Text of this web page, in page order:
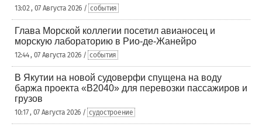
13:02 , 07 Августа 2026 / события
Глава Морской коллегии посетил авианосец и
морскую лабораторию в Рио-де-Жанейро
12:44 , 07 Августа 2026 / события
В Якутии на новой судоверфи спущена на воду
баржа проекта «В2040» для перевозки пассажиров и
грузов
10:17 , 07 Августа 2026 / судостроение